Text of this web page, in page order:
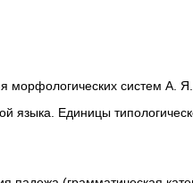
систем А. Я.
языка. Единицы